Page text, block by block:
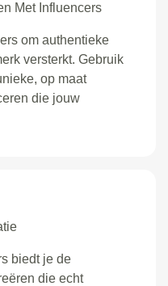
Met Influencers
om authentieke
versterkt. Gebruik
op maat
die jouw
biedt je de
die echt